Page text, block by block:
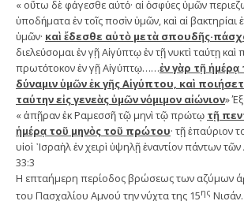
« οὕτω δὲ φάγεσθε αὐτό· αἱ ὀσφύες ὑμῶν
ὑποδήματα ἐν τοῖς ποσὶν ὑμῶν, καὶ αἱ βακτηρίαι
ὑμῶν· καὶ ἔδεσθε αὐτὸ μετὰ
διελεύσομαι ἐν γῇ Αἰγύπτῳ ἐν τῇ νυκτὶ ταύτῃ
πρωτότοκον ἐν γῇ Αἰγύπτῳ……ἐν γὰρ τῇ
δύναμιν ὑμῶν ἐκ γῆς Αἰγύπτου, καὶ
ταύτην εἰς γενεὰς ὑμῶν νόμιμον αἰώνιον»
« ἀπῇραν ἐκ Ραμεσσῆ τῷ μηνὶ τῷ πρώτῳ τῇ
ἡμέρᾳ τοῦ μηνὸς τοῦ πρώτου· τῇ ἐπαύριον
υἱοὶ ᾿Ισραὴλ ἐν χειρὶ ὑψηλῇ ἐναντίον πάντων
33:3
Η επταήμερη περίοδος βρώσεως των αζύμων
του Πασχαλίου Αμνού την νύχτα της 15ης Νισάν.